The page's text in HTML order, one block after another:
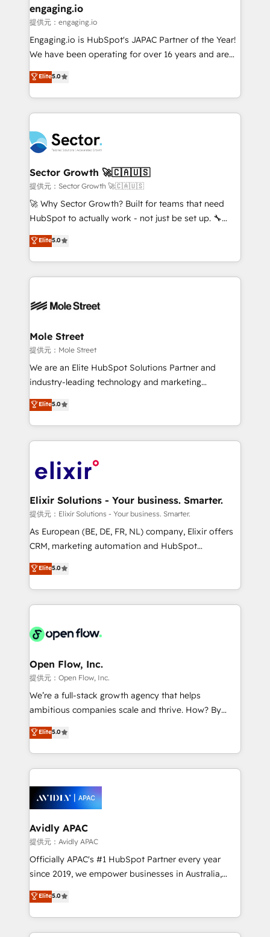
Também somos distribuidores oficiais da HubSpot
e de mais de 150 softwares globais permitindo
contratar e pagar a HubSpot em reais com nota
fiscal no Brasil e gerar economia de até 50% na
Oferecemos ainda agentes de IA especializados em
HubSpot que automatizam tarefas executam rotinas
empresas em 13 países utilizam a Nexforce. Somos
a maior parceira da HubSpot na América Latina e
líder no ranking global de sucesso do cliente da
HubSpot.
engaging.io
提供元：engaging.io
Engaging.io is HubSpot's JAPAC Partner of the Year!
We have been operating for over 16 years and are
one of HubSpot's most experienced and technically
capable Agency Partners globally. We specialise in
complex CRM migrations, implementations,
integrations, custom CMS portal development,
businesses. Our teams are based in North America
and APAC. We are HubSpot's top-ranked Advanced
Implementation Certified Partner and we contribute
to their advisory council. We strive to do 'good work
with good people' and have worked with incredible
brands. You can see some of them on our website,
Elite5.0
Sector Growth 🚀🇨🇦🇺🇸
提供元：Sector Growth 🚀🇨🇦🇺🇸
🚀 Why Sector Growth? Built for teams that need
HubSpot to actually work - not just be set up. 🔧
HubSpot Experts: Onboarding, migrations,
automation, and training built for adoption. ⚡ Highly
Technical Execution: ERP, EMR and Custom
Integrations; complex builds delivered in weeks, not
workflows; automation agents; process optimization
Healthcare: HIPAA implementations; secure data
workflows 💼 Financial Services: compliant
workflows; audit-ready reporting ⚖️ Legal: client
intake; pipeline and document workflows 🛒 E-
revenue automation 🏢 Real Estate: deal pipelines;
portfolio and lifecycle management 🏭
HIPAA-aware; CASL-compliant; GDPR-ready
implementations where required 💡 Why 500+
built to scale.
Elite5.0
Mole Street
提供元：Mole Street
We are an Elite HubSpot Solutions Partner and
industry-leading technology and marketing
consultancy. Our focus is on enterprise and mid-
market B2B companies globally that want a strategic
approach to execute their goals through creative
applications of our solutions; Technical HubSpot
Design, Migrations + Integrations. Mole Street’s
greatness, which is achieved through creating
absolute clarity, derived from a well-defined
strategy, executed well, and reported on with clear
results. The culture is driven by core values; Joy, Grit,
Mindedness, and Clarity. We are driven to win for the
collective good of the company and its clientele, and
things are happening.
Elite5.0
Elixir Solutions - Your business. Smarter.
提供元：Elixir Solutions - Your business. Smarter.
As European (BE, DE, FR, NL) company, Elixir offers
CRM, marketing automation and HubSpot
integration products and services to mid-market
and enterprise customers. We ensure that your sales,
service and marketing department operates in the
most effective way, while at the same time
integrated buyers journey. Elixir is located in
and Amsterdam. Elixir is a first mover and leader
when it comes to HubSpot sales and service
implementations, highly renowned for our business
acumen, process (re-)design experience and a
integrate HubSpot with complex solutions like SAP,
MicroSoft, custom solutions,... Our company also has
Retail execution, CPQ, customer portals and
HubSpot CMS developments. And we're champions
Elite5.0
Open Flow, Inc.
提供元：Open Flow, Inc.
We’re a full-stack growth agency that helps
ambitious companies scale and thrive. How? By
upgrading and streamlining every single revenue-
generating aspect of your business. We’re proud
HubSpot Elite Solutions Partners and devout CRM
nerds who can harness HubSpot’s custom digital
experience. Working hand-in-hand with your team,
we’ll assemble a RevOps machine that drives more
traffic, generates better leads and crushes your
revenue goals. We've worked with thousands of
HubSpot customers and we'd love to work with you
too! Clients come to us for: Advanced CRM solutions
HubSpot Data System Migrations between systems
to HubSpot New lead generation strategies Time-
Elite5.0
Avidly APAC
提供元：Avidly APAC
Officially APAC's #1 HubSpot Partner every year
since 2019, we empower businesses in Australia,
New Zealand, and globally to realise their full
potential through enterprise HubSpot CRM
implementation. And we deliver best practice across
the whole HubSpot platform, covering marketing,
Elite5.0